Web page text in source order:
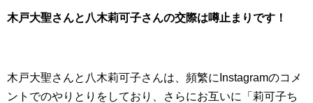
木戸大聖さんと八木莉可子さんの交際は噂止まりです！
木戸大聖さんと八木莉可子さんは、頻繁にInstagramのコメ
ントでのやりとりをしており、さらにお互いに「莉可子ち